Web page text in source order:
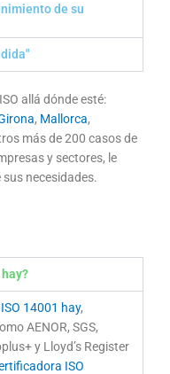
de su
allá dónde esté:
, Mallorca,
más de 200 casos de
y sectores, le
necesidades.
14001 hay,
AENOR, SGS,
y Lloyd’s Register
ISO